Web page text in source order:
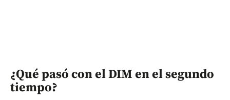
¿Qué pasó con el DIM en el segundo
tiempo?